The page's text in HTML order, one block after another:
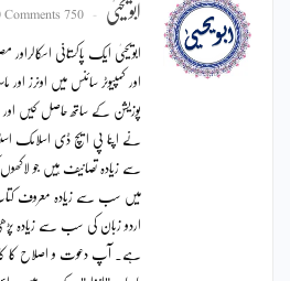
ابویحییٰ 750 Posts
Comments
ابویحییٰ ایک پاکستانی
اور کمپیوٹر سائنس میں اونرز
پوزیشن کے ساتھ حاصل کیں اور
نے اپنا پی ایچ ڈی اسلامک
سے زیادہ تصانیف ہیں جو
میں سب سے زیادہ معروف
اردو زبان کی سب سے زیادہ
ہے۔ آپ دعوت و اصلاح کا